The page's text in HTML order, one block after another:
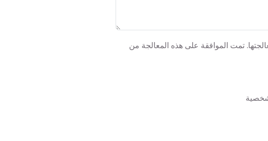
معالجتها. تمت الموافقة على هذه المعالجة من